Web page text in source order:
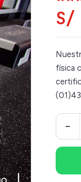
S/
física
−